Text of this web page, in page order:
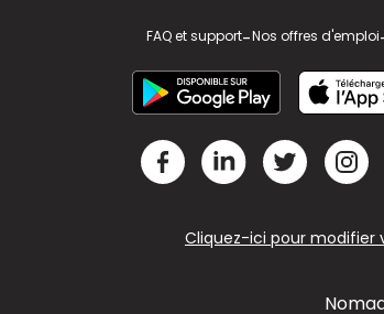
FAQ et support-Nos offres d'emploi
Cliquez-ici pour modifier